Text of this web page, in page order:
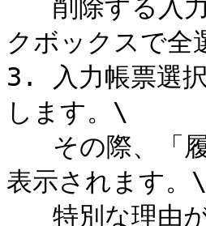
クボックスで全
3. 入力帳票選
します。\
表示されます。\